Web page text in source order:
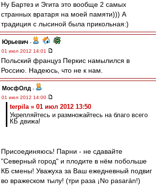
Ну Бартез и Эгита это вообще 2 самых
странных вратаря на моей памяти))) А
традиция с лысиной была прикольная:)
Юрьевич -
01 июл 2012 14:01
Польский француз Перкис намылился в
Россию. Надеюсь, что не к нам.
МосфОлд -
01 июл 2012 14:00
terpila » 01 июл 2012 13:50
Укрепляйтесь и размножайтесь на благо всего
КБ движа!
Присоединяюсь! Парни - не сдавайте
"Северный город" и плодите в нём побольше
КБ смены! Уважуха за Ваш ежедневный подвиг
во вражеском тылу! (три раза ¡No pasarán!)